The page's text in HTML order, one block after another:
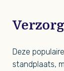
Deze
standplaats,